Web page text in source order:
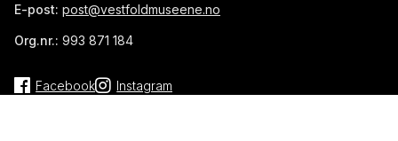
E-post: post@vestfoldmuseene.no
Org.nr.: 993 871 184
Facebook Instagram